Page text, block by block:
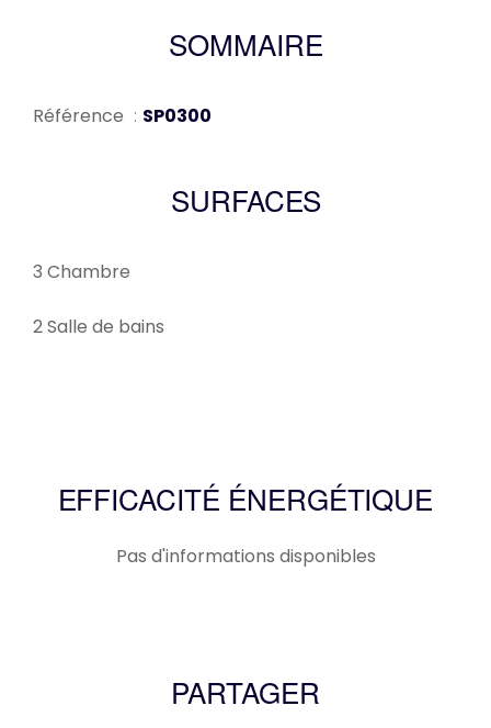
SOMMAIRE
Référence SP0300
SURFACES
3 Chambre
2 Salle de bains
EFFICACITÉ ÉNERGÉTIQUE
Pas d'informations disponibles
PARTAGER